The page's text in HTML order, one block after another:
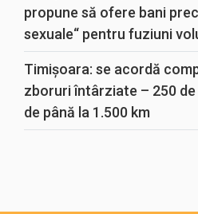
propune să ofere bani
sexuale“ pentru fuziuni
Timișoara: se acordă
zboruri întârziate – 250
de până la 1.500 km